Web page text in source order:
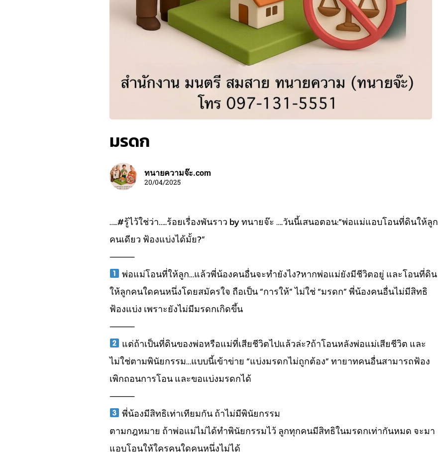
มรดก
ทนายความจ๊ะ.com
20/04/2025
…..#รู้ไว้ใช่ว่า…..ร้อยเรื่องพันราว by ทนายจ๊ะ ….วันนี้เสนอตอน:“พ่อแม่แอบโอนที่ดินให้ลูก
คนเดียว ฟ้องแบ่งได้มั้ย?”
⸻
พ่อแม่โอนที่ให้ลูก…แล้วพี่น้องคนอื่นจะทำยังไง?หากพ่อแม่ยังมีชีวิตอยู่ และโอนที่ดิน
ให้ลูกคนใดคนหนึ่งโดยสมัครใจ ถือเป็น “การให้” ไม่ใช่ “มรดก” พี่น้องคนอื่นไม่มีสิทธิ
ฟ้องแบ่ง เพราะยังไม่มีมรดกเกิดขึ้น
⸻
แต่ถ้าเป็นที่ดินของพ่อหรือแม่ที่เสียชีวิตไปแล้วล่ะ?ถ้าโอนหลังพ่อแม่เสียชีวิต และ
ไม่ใช่ตามพินัยกรรม…แบบนี้เข้าข่าย “แบ่งมรดกไม่ถูกต้อง” ทายาทคนอื่นสามารถฟ้อง
เพิกถอนการโอน และขอแบ่งมรดกได้
⸻
พี่น้องมีสิทธิเท่าเทียมกัน ถ้าไม่มีพินัยกรรม
ตามกฎหมาย ถ้าพ่อแม่ไม่ได้ทำพินัยกรรมไว้ ลูกทุกคนมีสิทธิในมรดกเท่ากันหมด จะมา
แอบโอนให้ใครคนใดคนหนึ่งไม่ได้